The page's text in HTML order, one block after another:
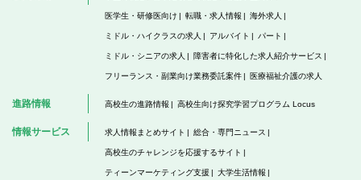
医学生・研修医向け 転職・求人情報 海外求人
ミドル・ハイクラスの求人 アルバイト パート
ミドル・シニアの求人 障害者に特化した求人紹介サービス
フリーランス・副業向け業務委託案件 医療福祉介護の求人
進路情報 高校生の進路情報 高校生向け探究学習プログラム Locus
情報サービス 求人情報まとめサイト 総合・専門ニュース
高校生のチャレンジを応援するサイト
ティーンマーケティング支援 大学生活情報